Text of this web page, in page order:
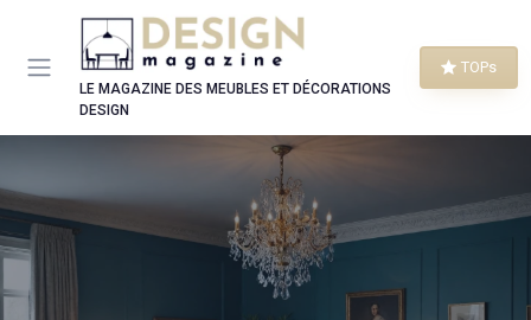
LE MAGAZINE DES MEUBLES ET DÉCORATIONS
DESIGN
TOPs
Panneau de gestion des cookies